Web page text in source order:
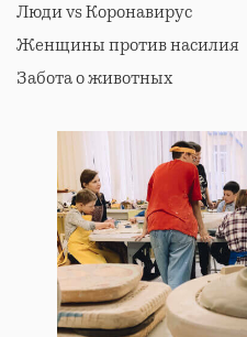
Люди vs Коронавирус
Женщины против насилия
Забота о животных